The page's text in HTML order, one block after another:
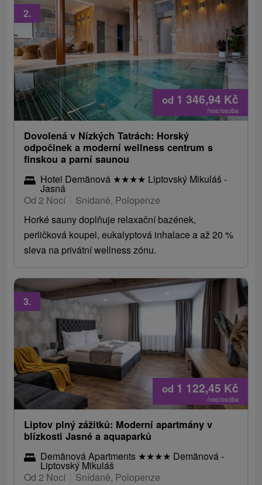
od 1 346,94 Kč
/noc/osoba
2.
Dovolená v Nízkých Tatrách: Horský
odpočinek a moderní wellness centrum s
finskou a parní saunou
Hotel Demänová ★★★★ Liptovský Mikuláš -
Jasná
Od 2 Nocí
Snídaně, Polopenze
Horké sauny doplňuje relaxační bazének,
perličková koupel, eukalyptová inhalace a až 20 %
sleva na privátní wellness zónu.
od 1 122,45 Kč
/noc/osoba
3.
Liptov plný zážitků: Moderní apartmány v
blízkosti Jasné a aquaparků
Demänová Apartments ★★★★ Demänová -
Liptovský Mikuláš
Od 2 Nocí
Snídaně, Polopenze